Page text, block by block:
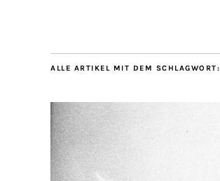
ALLE ARTIKEL MIT DEM SCHLAGWORT: